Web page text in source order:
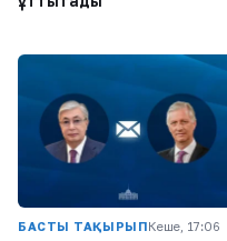
БАСТЫ ТАҚЫРЫПКеше, 17:06